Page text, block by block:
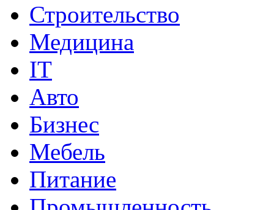
Строительство
Медицина
IT
Авто
Бизнес
Мебель
Питание